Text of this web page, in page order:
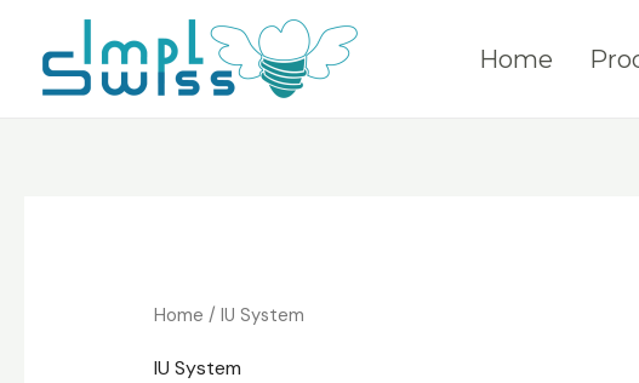
content
Home
Home / IU System
IU System